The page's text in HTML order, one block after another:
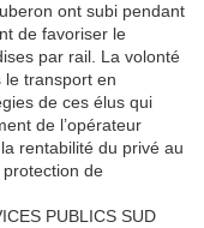
ont subi pendant
de favoriser le
par rail. La volonté
le transport en
de ces élus qui
de l’opérateur
rentabilité du privé au
de
PUBLICS SUD